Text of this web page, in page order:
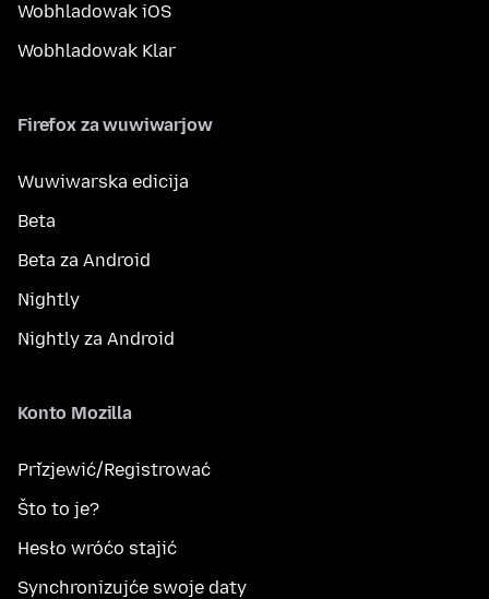
Wobhladowak iOS
Wobhladowak Klar
Firefox za wuwiwarjow
Wuwiwarska edicija
Beta
Beta za Android
Nightly
Nightly za Android
Konto Mozilla
Přizjewić/Registrować
Što to je?
Hesło wróćo stajić
Synchronizujće swoje daty